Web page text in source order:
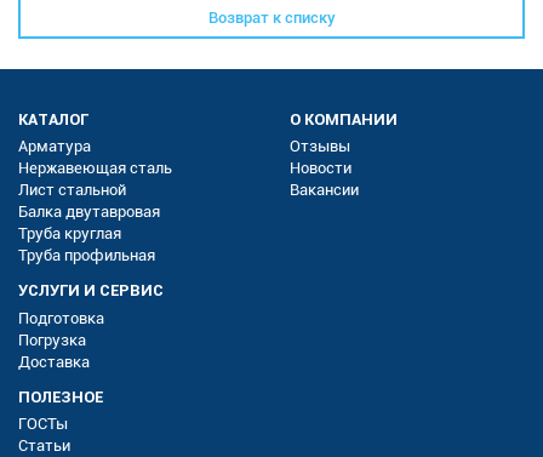
Возврат к списку
КАТАЛОГ
Арматура
Нержавеющая сталь
Лист стальной
Балка двутавровая
Труба круглая
Труба профильная
О КОМПАНИИ
Отзывы
Новости
Вакансии
УСЛУГИ И СЕРВИС
Подготовка
Погрузка
Доставка
ПОЛЕЗНОЕ
ГОСТы
Статьи